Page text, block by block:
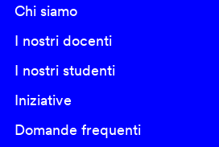
Chi siamo
I nostri docenti
I nostri studenti
Iniziative
Domande frequenti